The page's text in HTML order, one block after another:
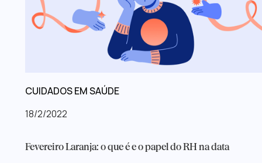
CUIDADOS EM SAÚDE
18/2/2022
Fevereiro Laranja: o que é e o papel do RH na data